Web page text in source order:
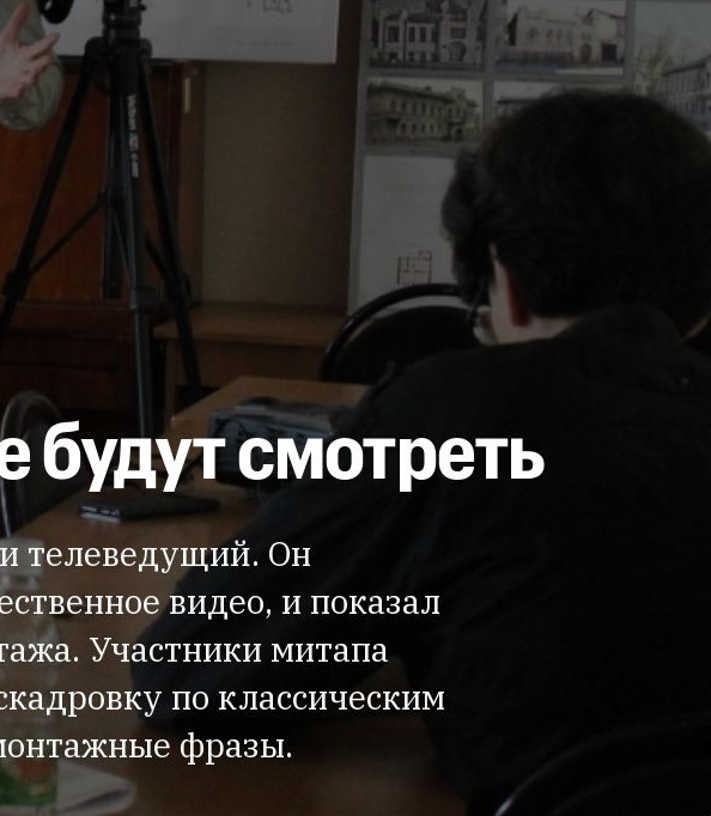
будут смотреть
телеведущий. Он
видео, и показал
Участники митапа
по классическим
фразы.